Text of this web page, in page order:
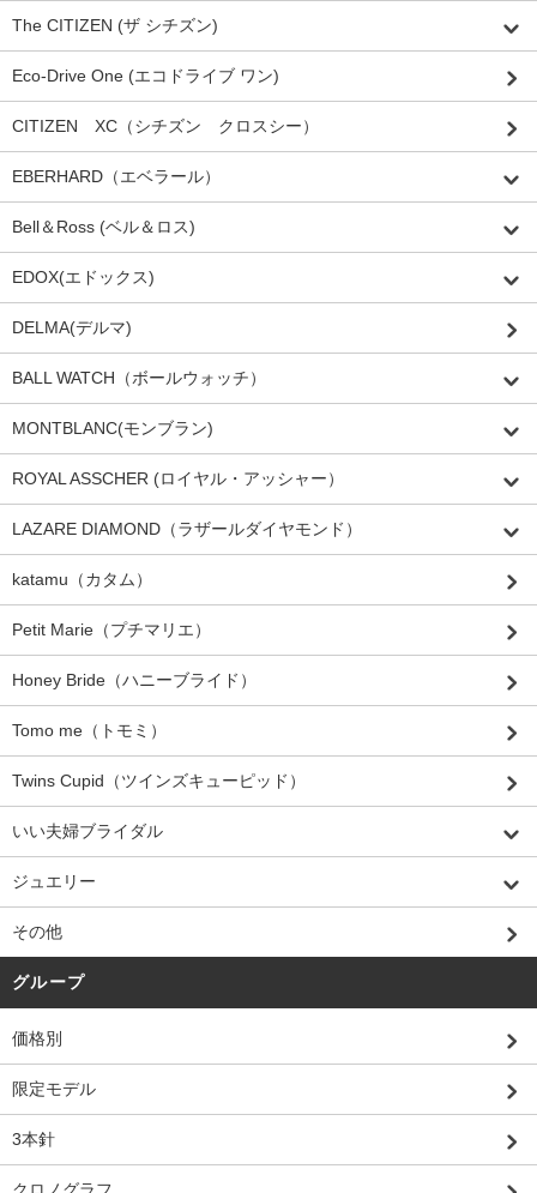
The CITIZEN (ザ シチズン)
Eco-Drive One (エコドライブ ワン)
CITIZEN XC（シチズン クロスシー）
EBERHARD（エベラール）
Bell＆Ross (ベル＆ロス)
EDOX(エドックス)
DELMA(デルマ)
BALL WATCH（ボールウォッチ）
MONTBLANC(モンブラン)
ROYAL ASSCHER (ロイヤル・アッシャー）
LAZARE DIAMOND（ラザールダイヤモンド）
katamu（カタム）
Petit Marie（プチマリエ）
Honey Bride（ハニーブライド）
Tomo me（トモミ）
Twins Cupid（ツインズキューピッド）
いい夫婦ブライダル
ジュエリー
その他
グループ
価格別
限定モデル
3本針